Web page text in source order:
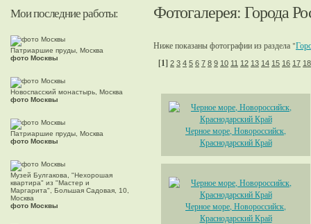
Мои последние работы:
Патриаршие пруды, Москва
фото Москвы
Новоспасский монастырь, Москва
фото Москвы
Патриаршие пруды, Москва
фото Москвы
Музей Булгакова, "Нехорошая
квартира" из "Мастер и
Маргарита", Большая Садовая, 10,
Москва
фото Москвы
Фотогалерея:Города
Ниже показаны фотографии из раздела "
[1] 2 3 4 5 6 7 8 9 10 11 12 13 14 15 16 17 18
Черное море, Новороссийск,
Краснодарский Край
Черное море, Новороссийск,
Краснодарский Край